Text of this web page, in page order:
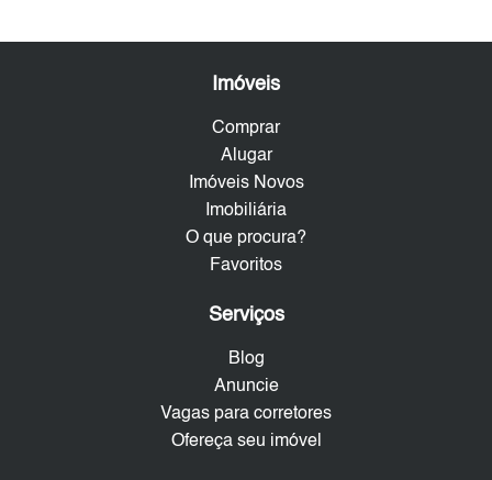
Imóveis
Comprar
Alugar
Imóveis Novos
Imobiliária
O que procura?
Favoritos
Serviços
Blog
Anuncie
Vagas para corretores
Ofereça seu imóvel